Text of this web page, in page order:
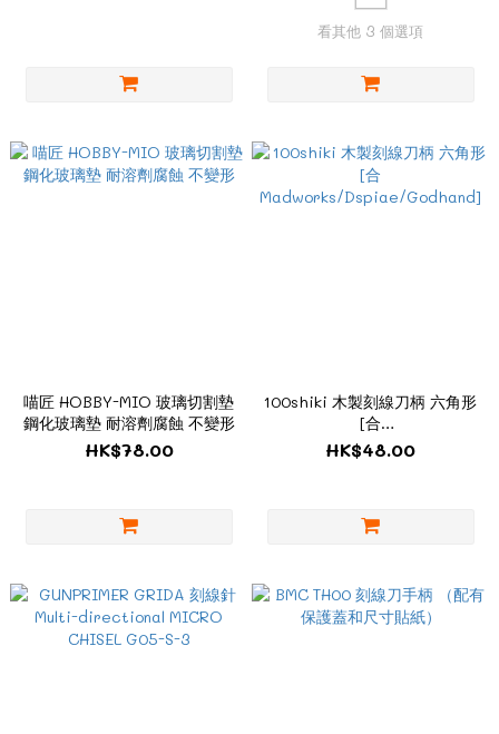
看其他 3 個選項
喵匠 HOBBY-MIO 玻璃切割墊
鋼化玻璃墊 耐溶劑腐蝕 不變形
HK$78.00
100shiki 木製刻線刀柄 六角形
[合
Madworks/Dspiae/Godhand]
HK$48.00